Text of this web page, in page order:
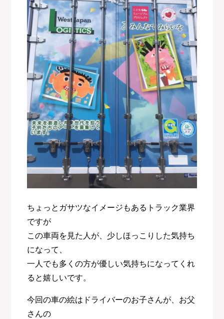
ちょっとガサツなイメージもあるトラック業界
ですが
この車両を見た人が、少しほっこりした気持ち
になって、
一人でも多くの方が優しい気持ちになってくれ
ると嬉しいです。
今回の車の絵はドライバーのお子さんが、お父
さんの